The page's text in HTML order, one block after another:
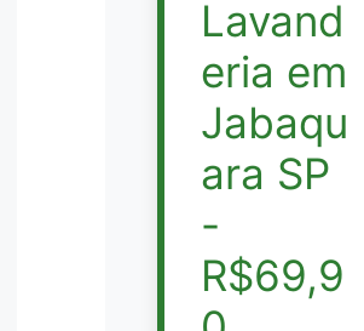
Lavand
eria em
Jabaqu
ara SP
-
R$69,9